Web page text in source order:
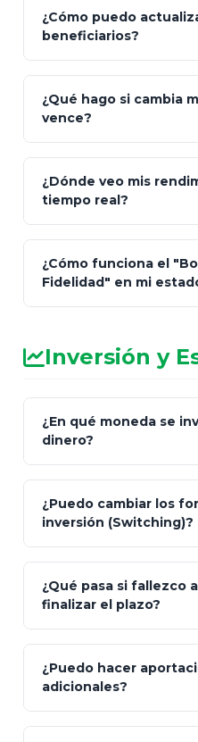
"Mis Pólizas"
¿Cómo puedo
beneficiarios?
¿Qué hago si cambia
vence?
de Cobro Seguro"
¿Dónde veo mis
tiempo real?
¿Cómo funciona el
Fidelidad" en mi
Inversión y
¿En qué moneda se
dinero?
inflación), Dólares o
¿Puedo cambiar los
inversión (Switching)?
"Switching" (cambio
¿Qué pasa si fallezco
finalizar el plazo?
beneficiarios
¿Puedo hacer
adicionales?